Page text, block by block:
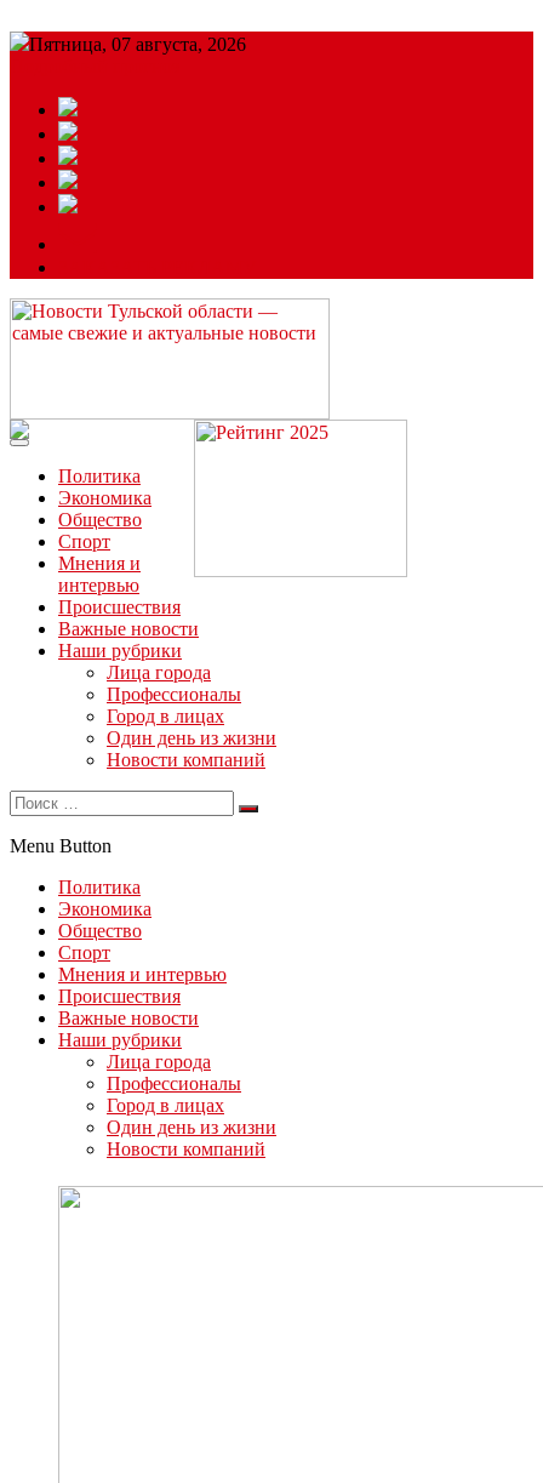
Пятница, 07 августа, 2026
Читайте последние новости дня в Тульской области на сайте
“ЗаНовомосковск”
Политика
Экономика
Общество
Спорт
Мнения и
интервью
Происшествия
Важные новости
Наши рубрики
Лица города
Профессионалы
Город в лицах
Один день из жизни
Новости компаний
Menu Button
Политика
Экономика
Общество
Спорт
Мнения и интервью
Происшествия
Важные новости
Наши рубрики
Лица города
Профессионалы
Город в лицах
Один день из жизни
Новости компаний